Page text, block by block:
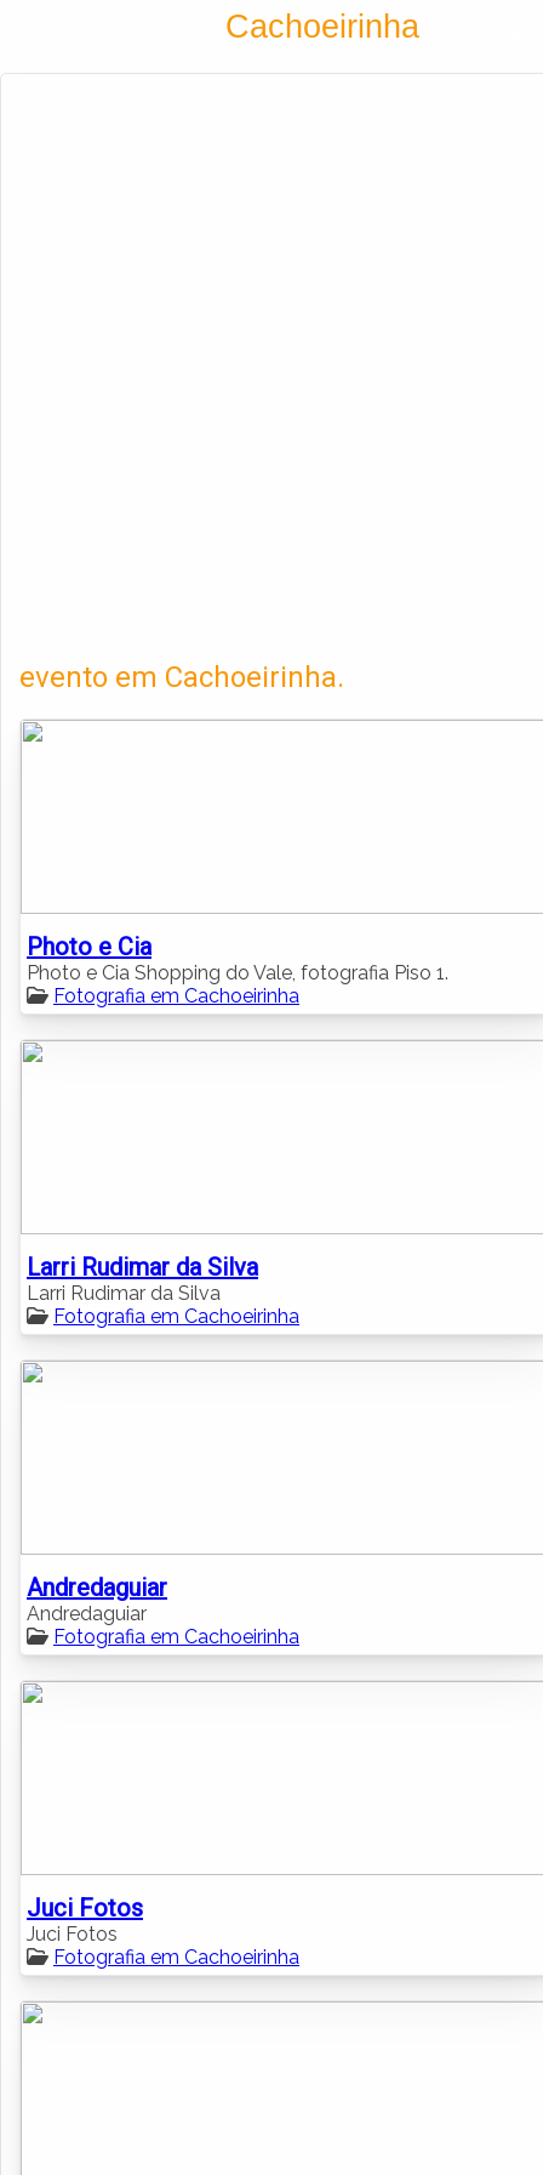
Cachoeirinha
evento em Cachoeirinha.
Photo e Cia
Photo e Cia Shopping do Vale, fotografia Piso 1.
Fotografia em Cachoeirinha
Larri Rudimar da Silva
Larri Rudimar da Silva
Fotografia em Cachoeirinha
Andredaguiar
Andredaguiar
Fotografia em Cachoeirinha
Juci Fotos
Juci Fotos
Fotografia em Cachoeirinha